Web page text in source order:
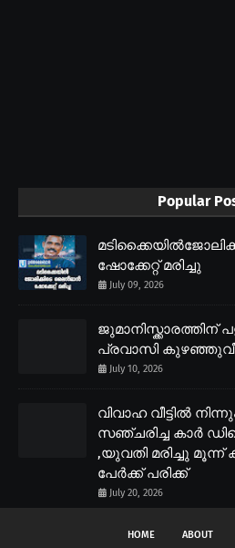
Popular
ഷോക്കേറ്റ് മരിച്ചു
July 09, 2026
ജുമാനിസ്ക്കാരത്തിന്
പ്രവാസി
July 10, 2026
വിവാഹ വീട്ടിൽ
സഞ്ചരിച്ച കാർ
,യുവതി മരിച്ചു മൂന്ന്
പേർക്ക് പരിക്ക്
July 20, 2026
HOME ABOUT